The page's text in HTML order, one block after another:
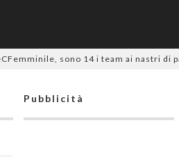
sono 14 i team ai nastri di
Pubblicità